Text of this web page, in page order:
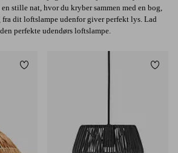
stille nat, hvor du kryber sammen med en bog,
dit loftslampe udenfor giver perfekt lys. Lad
perfekte udendørs loftslampe.
Tilføj til favoritter